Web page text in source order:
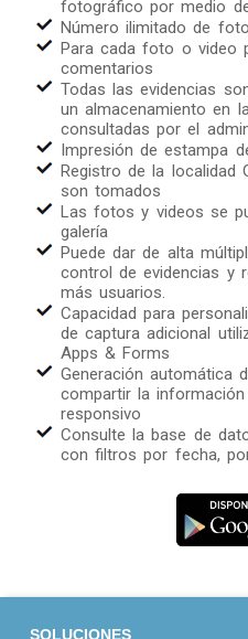
fotográfico por medio
Número ilimitado de
Para cada foto o video
comentarios
Todas las evidencias
un almacenamiento en
consultadas por el
Impresión de estampa
Registro de la localidad
son tomados
Las fotos y videos se
galería
Puede dar de alta
control de evidencias y
más usuarios.
Capacidad para
de captura adicional
Apps & Forms
Generación automática
compartir la
responsivo
Consulte la base de
con filtros por fecha,
SOLUCIONES